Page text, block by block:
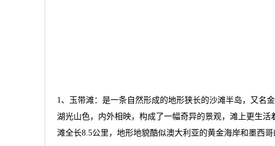
1、玉带滩：是一条自然形成的地形狭长的沙滩半岛，又名
湖光山色，内外相映，构成了一幅奇异的景观，滩上更生
滩全长8.5公里，地形地貌酷似澳大利亚的黄金海岸和墨西哥